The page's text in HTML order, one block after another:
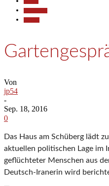
Von
jp54
-
Sep. 18, 2016
0
Das Haus am Schüberg lädt
aktuellen politischen Lage im
geflüchteter Menschen aus
Deutsch-Iranerin wird